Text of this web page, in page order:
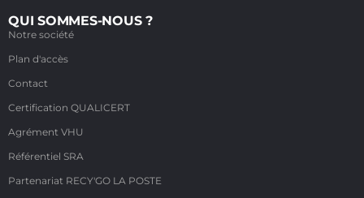
QUI SOMMES-NOUS ?
Notre société
Plan d'accès
Contact
Certification QUALICERT
Agrément VHU
Référentiel SRA
Partenariat RECY'GO LA POSTE